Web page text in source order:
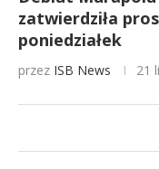
zatwierdziła
poniedziałek
przez ISB News 21